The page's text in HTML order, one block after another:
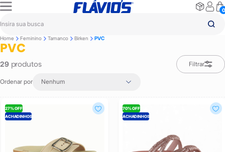
0
Home Feminino Tamanco Birken PVC
PVC
29produtos Filtrar
Ordenar por Nenhum
27% OFF
ACHADINHOS
70% OFF
ACHADINHOS